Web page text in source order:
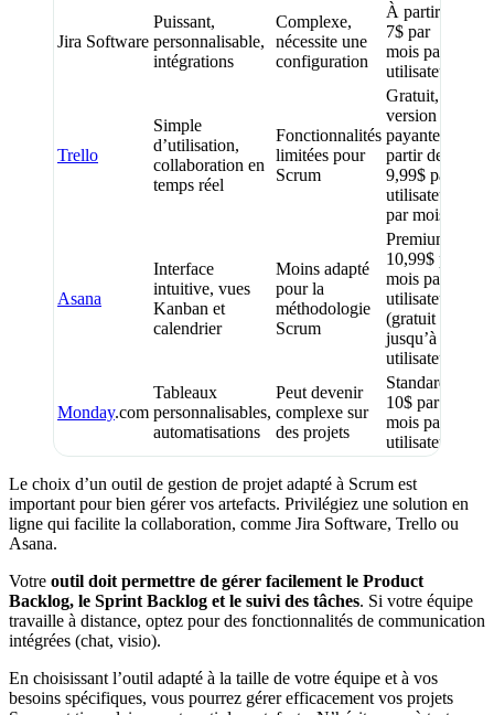
Jira Software
Puissant,
personnalisable,
intégrations
Complexe,
nécessite une
configuration
À partir de
7$ par
mois par
utilisateur
Trello
Simple
d’utilisation,
collaboration en
temps réel
Fonctionnalités
limitées pour
Scrum
Gratuit,
version
payante à
partir de
9,99$ par
utilisateur
par mois
Asana
Interface
intuitive, vues
Kanban et
calendrier
Moins adapté
pour la
méthodologie
Scrum
Premium à
10,99$ par
mois par
utilisateur
(gratuit
jusqu’à 15
utilisateurs)
Monday.com
Tableaux
personnalisables,
automatisations
Peut devenir
complexe sur
des projets
Standard à
10$ par
mois par
utilisateur
Le choix d’un outil de gestion de projet adapté à Scrum est
important pour bien gérer vos artefacts. Privilégiez une solution en
ligne qui facilite la collaboration, comme Jira Software, Trello ou
Asana.
Votre outil doit permettre de gérer facilement le Product
Backlog, le Sprint Backlog et le suivi des tâches. Si votre équipe
travaille à distance, optez pour des fonctionnalités de communication
intégrées (chat, visio).
En choisissant l’outil adapté à la taille de votre équipe et à vos
besoins spécifiques, vous pourrez gérer efficacement vos projets